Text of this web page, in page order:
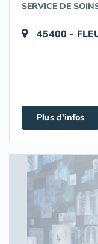
SERVICE DE
45400 -
Plus d'infos